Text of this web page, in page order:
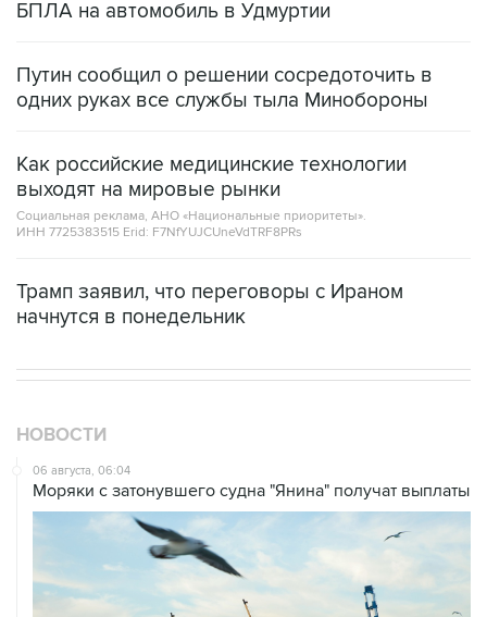
БПЛА на автомобиль в Удмуртии
Путин сообщил о решении сосредоточить в
одних руках все службы тыла Минобороны
Как российские медицинские технологии
выходят на мировые рынки
Социальная реклама, АНО «Национальные приоритеты».
ИНН 7725383515 Erid: F7NfYUJCUneVdTRF8PRs
Трамп заявил, что переговоры с Ираном
начнутся в понедельник
НОВОСТИ
06 августа, 06:04
Моряки с затонувшего судна "Янина" получат выплаты